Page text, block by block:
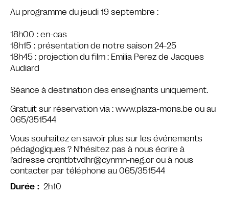
Au programme du jeudi 19 septembre :
18h00 : en-cas
18h15 : présentation de notre saison 24-25
18h45 : projection du film : Emilia Perez de Jacques
Audiard
Séance à destination des enseignants uniquement.
Gratuit sur réservation via : www.plaza-mons.be ou au
065/351544
Vous souhaitez en savoir plus sur les événements
pédagogiques ? N’hésitez pas à nous écrire à
l’adresse crqntbtvdhr@cynmn-neg.or ou à nous
contacter par téléphone au 065/351544
Durée
2h10